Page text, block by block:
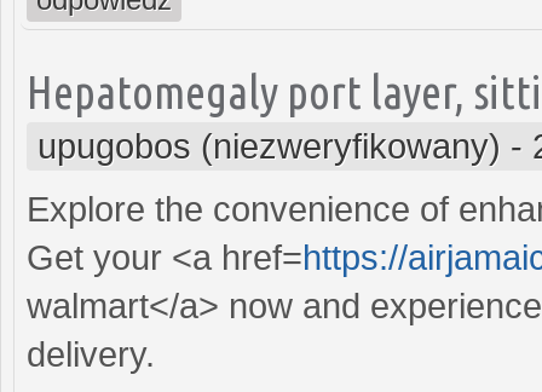
Hepatomegaly port layer,
upugobos (niezweryfikowany) -
Explore the convenience of
Get your <a href=https://
walmart</a> now and
delivery.